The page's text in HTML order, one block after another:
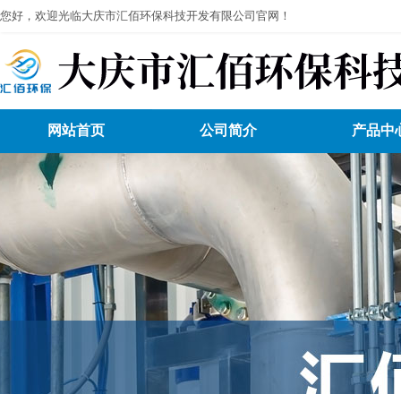
您好，欢迎光临大庆市汇佰环保科技开发有限公司官网！
网站首页 公司简介 产品中